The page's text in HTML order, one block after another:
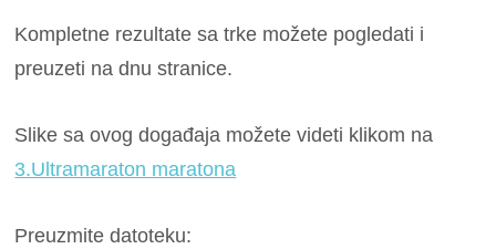
Kompletne rezultate sa trke možete pogledati i
preuzeti na dnu stranice.
Slike sa ovog događaja možete videti klikom na
3.Ultramaraton maratona
Preuzmite datoteku: